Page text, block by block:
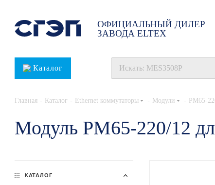
ОФИЦИАЛЬНЫЙ ДИЛЕР
ЗАВОДА ELTEX
Каталог
Главная - Каталог - Ethernet коммутаторы - Модули - PM65-
Модуль PM65-220/12
КАТАЛОГ